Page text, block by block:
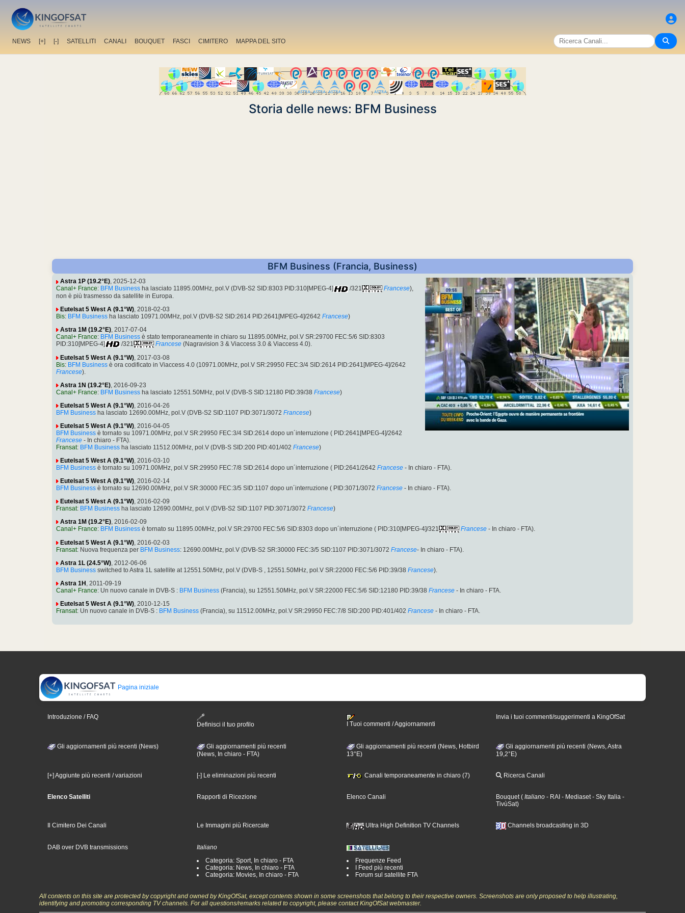
NEWS [+] [-] SATELLITI CANALI BOUQUET FASCI CIMITERO MAPPA DEL SITO
Storia delle news: BFM Business
BFM Business (Francia, Business)
Astra 1P (19.2°E), 2025-12-03
Canal+ France: BFM Business ha lasciato 11895.00MHz, pol.V (DVB-S2 SID:8303 PID:310[MPEG-4] /321 Francese),
non è più trasmesso da satellite in Europa.
Eutelsat 5 West A (9.1°W), 2018-02-03
Bis: BFM Business ha lasciato 10971.00MHz, pol.V (DVB-S2 SID:2614 PID:2641[MPEG-4]/2642 Francese)
Astra 1M (19.2°E), 2017-07-04
Canal+ France: BFM Business è stato temporaneamente in chiaro su 11895.00MHz, pol.V SR:29700 FEC:5/6 SID:8303
PID:310[MPEG-4]
/321 Francese (Nagravision 3 & Viaccess 3.0 & Viaccess 4.0).
Eutelsat 5 West A (9.1°W), 2017-03-08
Bis: BFM Business è ora codificato in Viaccess 4.0 (10971.00MHz, pol.V SR:29950 FEC:3/4 SID:2614 PID:2641[MPEG-4]/2642
Francese).
Astra 1N (19.2°E), 2016-09-23
Canal+ France: BFM Business ha lasciato 12551.50MHz, pol.V (DVB-S SID:12180 PID:39/38 Francese)
Eutelsat 5 West A (9.1°W), 2016-04-26
BFM Business ha lasciato 12690.00MHz, pol.V (DVB-S2 SID:1107 PID:3071/3072 Francese)
Eutelsat 5 West A (9.1°W), 2016-04-05
BFM Business è tornato su 10971.00MHz, pol.V SR:29950 FEC:3/4 SID:2614 dopo un´interruzione ( PID:2641[MPEG-4]/2642
Francese - In chiaro - FTA).
Fransat: BFM Business ha lasciato 11512.00MHz, pol.V (DVB-S SID:200 PID:401/402 Francese)
Eutelsat 5 West A (9.1°W), 2016-03-10
BFM Business è tornato su 10971.00MHz, pol.V SR:29950 FEC:7/8 SID:2614 dopo un´interruzione ( PID:2641/2642 Francese - In chiaro - FTA).
Eutelsat 5 West A (9.1°W), 2016-02-14
BFM Business è tornato su 12690.00MHz, pol.V SR:30000 FEC:3/5 SID:1107 dopo un´interruzione ( PID:3071/3072 Francese - In chiaro - FTA).
Eutelsat 5 West A (9.1°W), 2016-02-09
Fransat: BFM Business ha lasciato 12690.00MHz, pol.V (DVB-S2 SID:1107 PID:3071/3072 Francese)
Astra 1M (19.2°E), 2016-02-09
Canal+ France: BFM Business è tornato su 11895.00MHz, pol.V SR:29700 FEC:5/6 SID:8303 dopo un´interruzione ( PID:310[MPEG-4]/321 Francese - In chiaro - FTA).
Eutelsat 5 West A (9.1°W) , 2016-02-03
Fransat: Nuova frequenza per BFM Business: 12690.00MHz, pol.V (DVB-S2 SR:30000 FEC:3/5 SID:1107 PID:3071/3072 Francese- In chiaro - FTA).
Astra 1L (24.5°W) , 2012-06-06
BFM Business switched to Astra 1L satellite at 12551.50MHz, pol.V (DVB-S , 12551.50MHz, pol.V SR:22000 FEC:5/6 PID:39/38 Francese).
Astra 1H , 2011-09-19
Canal+ France: Un nuovo canale in DVB-S : BFM Business (Francia), su 12551.50MHz, pol.V SR:22000 FEC:5/6 SID:12180 PID:39/38 Francese - In chiaro - FTA.
Eutelsat 5 West A (9.1°W) , 2010-12-15
Fransat: Un nuovo canale in DVB-S : BFM Business (Francia), su 11512.00MHz, pol.V SR:29950 FEC:7/8 SID:200 PID:401/402 Francese - In chiaro - FTA.
Pagina iniziale
Introduzione / FAQ
Definisci il tuo profilo
I Tuoi commenti / Aggiornamenti
Invia i tuoi commenti/suggerimenti a KingOfSat
Gli aggiornamenti più recenti (News)
Gli aggiornamenti più recenti
(News, In chiaro - FTA)
Gli aggiornamenti più recenti (News, Hotbird
13°E)
Gli aggiornamenti più recenti (News, Astra
19,2°E)
[+] Aggiunte più recenti / variazioni [-] Le eliminazioni più recenti Canali temporaneamente in chiaro (7) Ricerca Canali
Elenco Satelliti Rapporti di Ricezione Elenco Canali Bouquet( Italiano - RAI - Mediaset- Sky Italia -
TivùSat)
Il Cimitero Dei Canali Le Immagini più Ricercate Ultra High Definition TV Channels Channels broadcasting in 3D
DAB over DVB transmissions
Italiano
Categoria: Sport, In chiaro - FTA
Categoria: News, In chiaro - FTA
Categoria: Movies, In chiaro - FTA
Frequenze Feed
I Feed più recenti
Forum sul satellite FTA
All contents on this site are protected by copyright and owned by KingOfSat, except contents shown in some screenshots that belong to their respective owners. Screenshots are only proposed to help illustrating,
identifying and promoting corresponding TV channels. For all questions/remarks related to copyright, please contact KingOfSat webmaster.